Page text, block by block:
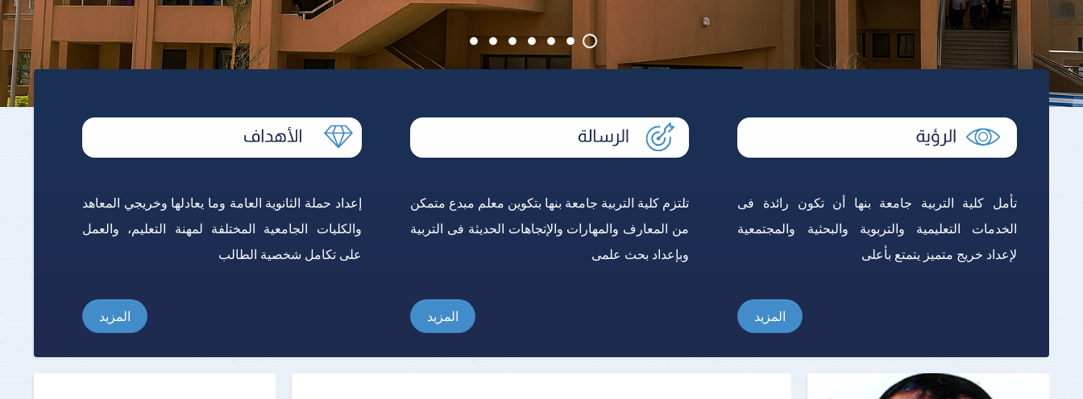
تأمل كلية التربية جامعة بنها أن تكون رائدة فى
الخدمات التعليمية والتربوية والبحثية والمجتمعية
لإعداد خريج متميز يتمتع بأعلى
المزيد
تلتزم كلية التربية جامعة بنها بتكوين معلم مبدع متمكن
من المعارف والمهارات والإتجاهات الحديثة فى التربية
وبإعداد بحث علمى
المزيد
إعداد حملة الثانوية العامة وما يعادلها وخريجي المعاهد
والكليات الجامعية المختلفة لمهنة التعليم، والعمل
على تكامل شخصية الطالب
المزيد